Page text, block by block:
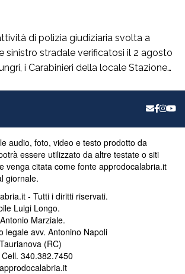
di polizia giudiziaria svolta a
sinistro stradale verificatosi il 2 agosto
i Carabinieri della locale Stazione
rumena, residente a Zungri. L’uomo
degli accertamenti, responsabile del
[…]
audio, foto, video e testo prodotto da
essere utilizzato da altre testate o siti
venga citata come fonte approdocalabria.it
giornale.
- Tutti i diritti riservati.
Luigi Longo.
Marziale.
legale avv. Antonino Napoli
(RC)
340.382.7450